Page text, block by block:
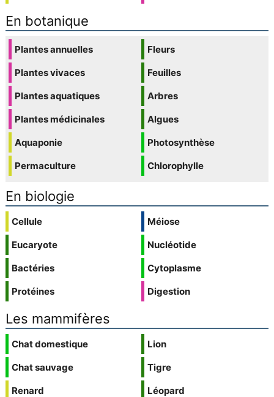
En botanique
Plantes annuelles
Plantes vivaces
Plantes aquatiques
Plantes médicinales
Aquaponie
Permaculture
Fleurs
Feuilles
Arbres
Algues
Photosynthèse
Chlorophylle
En biologie
Cellule
Eucaryote
Bactéries
Protéines
Méiose
Nucléotide
Cytoplasme
Digestion
Les mammifères
Chat domestique
Chat sauvage
Renard
Lion
Tigre
Léopard